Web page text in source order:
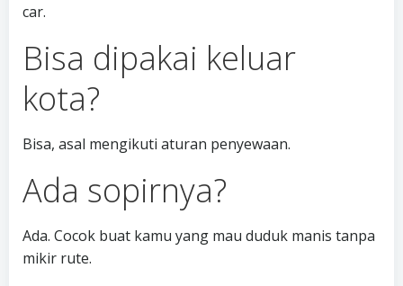
car.
Bisa dipakai keluar
kota?
Bisa, asal mengikuti aturan penyewaan.
Ada sopirnya?
Ada. Cocok buat kamu yang mau duduk manis tanpa
mikir rute.